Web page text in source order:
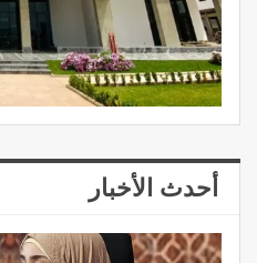
أحدث الأخبار